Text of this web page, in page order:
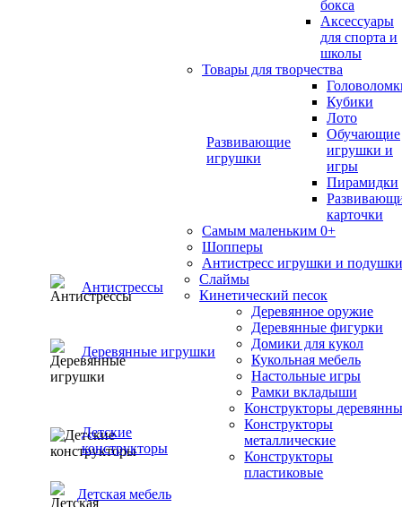
бокса
Аксессуары
для спорта и
школы
Товары для творчества
Развивающие
игрушки
Кубики
Лото
Обучающие
игрушки и
игры
Пирамидки
карточки
Самым маленьким 0+
Шопперы
Антистресс игрушки и подушки
Антистрессы
Слаймы
Кинетический песок
Деревянные игрушки
Деревянное оружие
Деревянные фигурки
Домики для кукол
Кукольная мебель
Настольные игры
Рамки вкладыши
Детские
конструкторы
Конструкторы
Конструкторы
металлические
Конструкторы
пластиковые
Детская мебель